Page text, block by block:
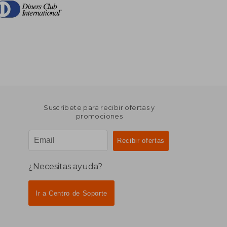
Suscríbete para recibir ofertas y
promociones
¿Necesitas ayuda?
Ir a Centro de Soporte